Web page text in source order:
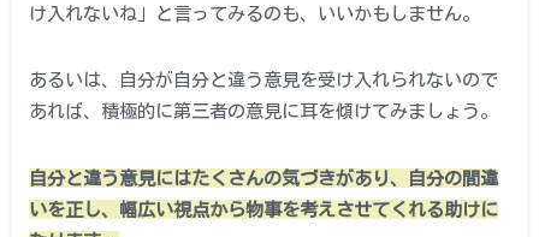
け入れないね」と言ってみるのも、いいかもしません。
あるいは、自分が自分と違う意見を受け入れられないので
あれば、積極的に第三者の意見に耳を傾けてみましょう。
自分と違う意見にはたくさんの気づきがあり、自分の間違
いを正し、幅広い視点から物事を考えさせてくれる助けに